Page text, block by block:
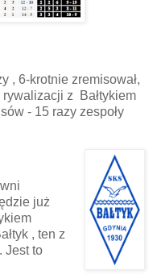
, 6-krotnie zremisował,
z Bałtykiem
- 15 razy zespoły
już
, ten z
Jest to